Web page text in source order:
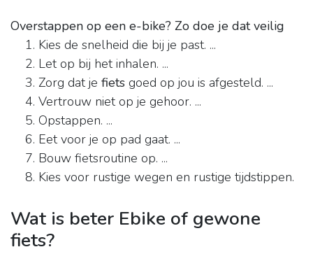
Overstappen op een e-bike? Zo doe je dat veilig
Kies de snelheid die bij je past. ...
Let op bij het inhalen. ...
Zorg dat je fiets goed op jou is afgesteld. ...
Vertrouw niet op je gehoor. ...
Opstappen. ...
Eet voor je op pad gaat. ...
Bouw fietsroutine op. ...
Kies voor rustige wegen en rustige tijdstippen.
Wat is beter Ebike of gewone
fiets?